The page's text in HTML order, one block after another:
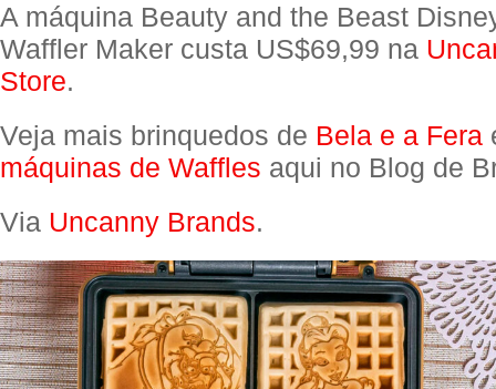
A máquina Beauty and the Beast
Waffler Maker custa US$69,99 na
Store.
Veja mais brinquedos de Bela e a Fera
máquinas de Waffles aqui no Blog de
Via Uncanny Brands.